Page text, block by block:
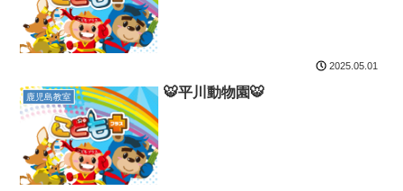
2025.05.01
鹿児島教室 🐯平川動物園🐯